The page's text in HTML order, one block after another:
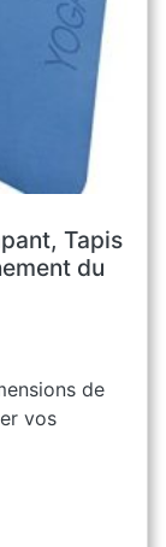
Tapis
du
de
vos